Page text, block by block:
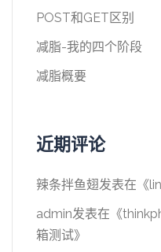
POST和GET区别
减脂-我的四个阶段
减脂概要
近期评论
辣条拌鱼翅发表在《
admin发表在《
箱测试》